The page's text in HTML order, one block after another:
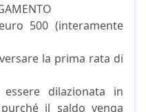
500 (interamente
la prima rata di
dilazionata in
il saldo venga